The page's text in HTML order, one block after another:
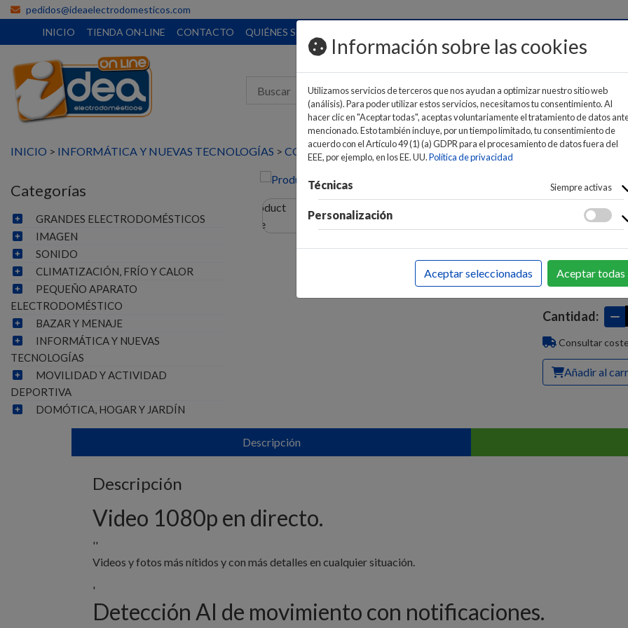
pedidos@ideaelectrodomesticos.com
INICIO
TIENDA ON-LINE CONTACTO QUIÉNES SOMOS
INICIO > INFORMÁTICA Y NUEVAS TECNOLOGÍAS > CONECTIVIDAD / REDES>VIDEOVIGILANCIA>CAMARAS
Categorías
GRANDES ELECTRODOMÉSTICOS
IMAGEN
SONIDO
CLIMATIZACIÓN, FRÍO Y CALOR
PEQUEÑO APARATO
ELECTRODOMÉSTICO
BAZAR Y MENAJE
INFORMÁTICA Y NUEVAS
TECNOLOGÍAS
MOVILIDAD Y ACTIVIDAD
DEPORTIVA
DOMÓTICA, HOGAR Y JARDÍN
Cámara
TC40/
41
EAN:
Marca:TP-LINK
Cantidad:
Consultar
Añadir al
Descripción
Descripción
Video 1080p en directo.
''
Videos y fotos más nítidos y con más detalles en cualquier situación.
'
Detección AI de movimiento con notificaciones.
Información sobre las cookies
Utilizamos servicios de terceros que nos ayudan a optimizar nuestro sitio web
(análisis). Para poder utilizar estos servicios, necesitamos tu consentimiento. Al
hacer clic en "Aceptar todas", aceptas voluntariamente el tratamiento de datos
mencionado. Esto también incluye, por un tiempo limitado, tu consentimiento de
acuerdo con el Artículo 49 (1) (a) GDPR para el procesamiento de datos fuera del
EEE, por ejemplo, en los EE. UU.Política de privacidad
Técnicas Siempre activas
Personalización
Aceptar seleccionadas Aceptar todas